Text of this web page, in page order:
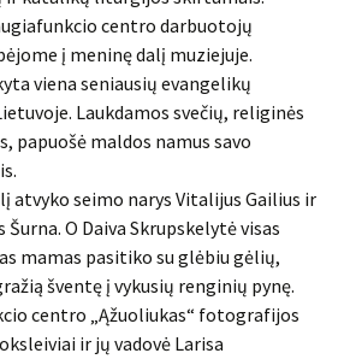
centro darbuotojų
į meninę dalį muziejuje.
viena seniausių evangelikų
Laukdamos svečių, religinės
papuošė maldos namus savo
atvyko seimo narys Vitalijus Gailius ir
O Daiva Skrupskelytė visas
mamas pasitiko su glėbiu gėlių,
šventę į vykusių renginių pynę.
centro „Ąžuoliukas“ fotografijos
ir jų vadovė Larisa